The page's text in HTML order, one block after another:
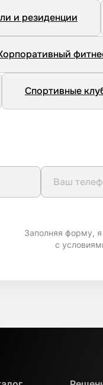
и резиденции
Спортивные
Заполняя форму,
с